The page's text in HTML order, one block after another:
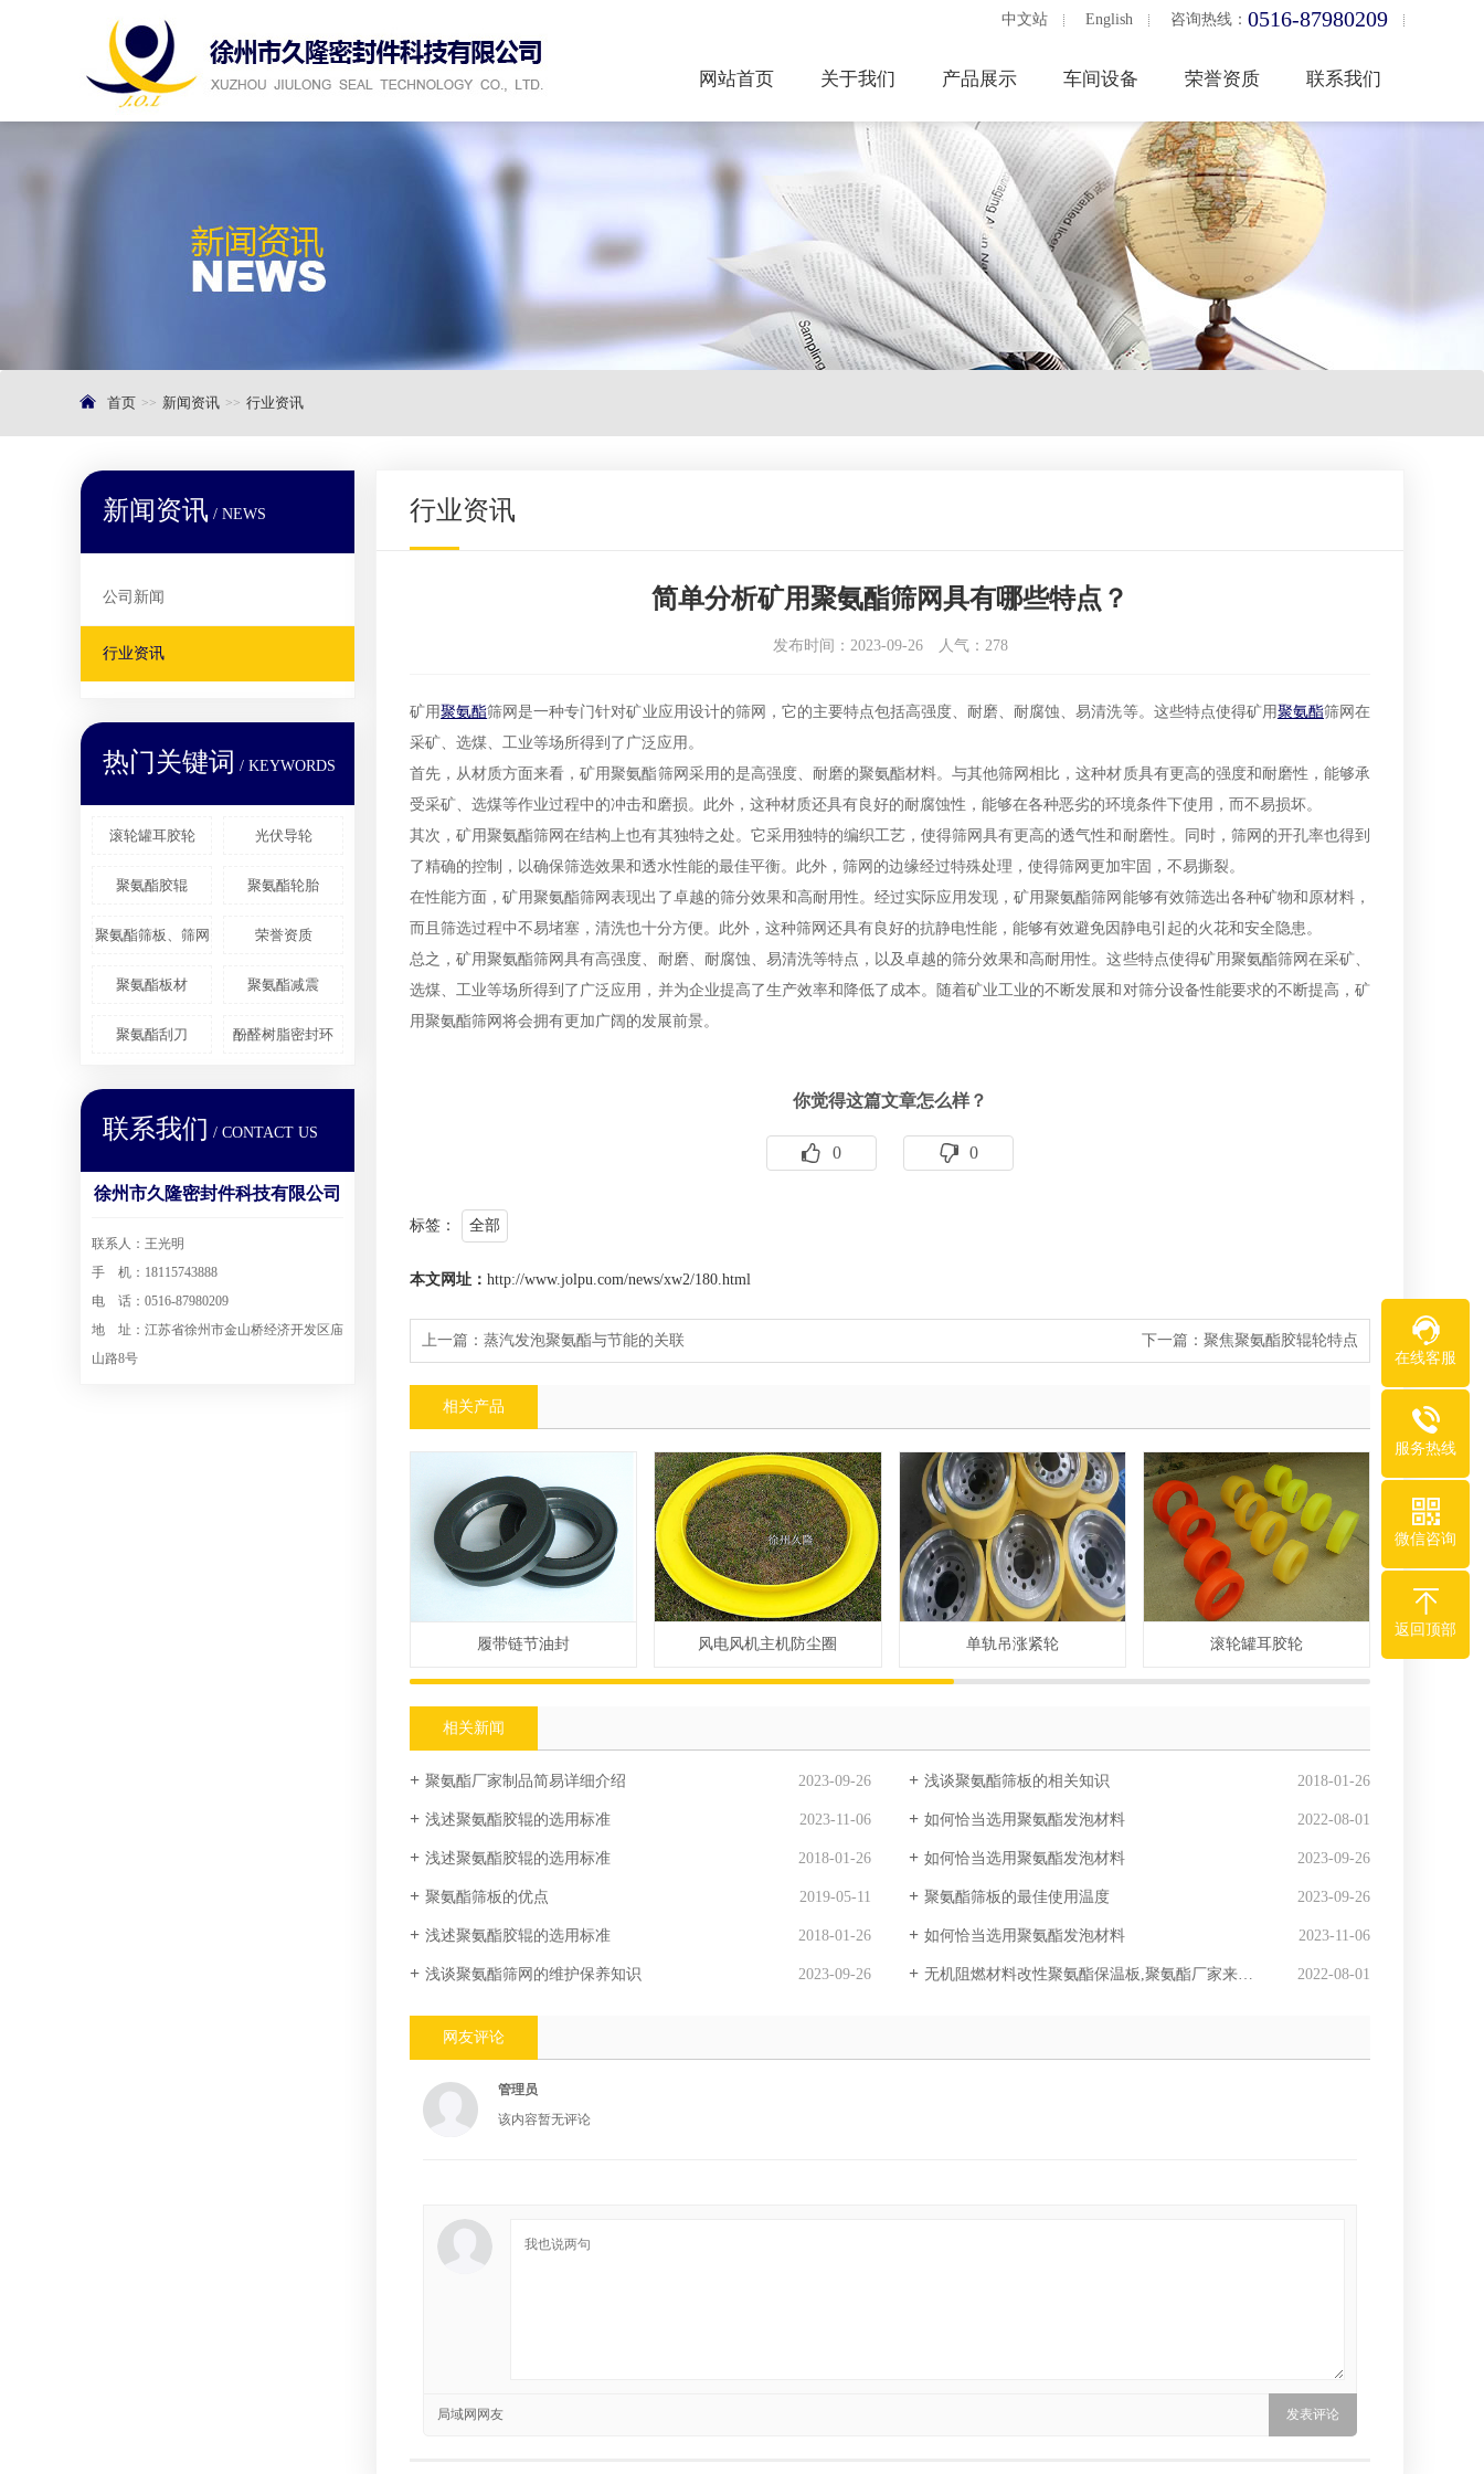
中文站 English 咨询热线： 0516-87980209
网站首页 关于我们 产品展示 车间设备 荣誉资质 联系我们
首页 新闻资讯 行业资讯
新闻资讯 / NEWS
公司新闻
行业资讯
热门关键词 / KEYWORDS
滚轮罐耳胶轮 光伏导轮
聚氨酯胶辊 聚氨酯轮胎
聚氨酯筛板、筛网 荣誉资质
聚氨酯板材 聚氨酯减震
聚氨酯刮刀 酚醛树脂密封环
联系我们 / CONTACT US
徐州市久隆密封件科技有限公司
联系人：王光明
手 机：18115743888
电 话：0516-87980209
地 址：江苏省徐州市金山桥经济开发区庙
山路8号
行业资讯
简单分析矿用聚氨酯筛网具有哪些特点？
发布时间：2023-09-26 人气： 278
矿用聚氨酯筛网是一种专门针对矿业应用设计的筛网，它的主要特点包括高强度、耐磨、耐腐蚀、易清洗等。这些特点使得矿用聚氨酯筛网在
采矿、选煤、工业等场所得到了广泛应用。
首先，从材质方面来看，矿用聚氨酯筛网采用的是高强度、耐磨的聚氨酯材料。与其他筛网相比，这种材质具有更高的强度和耐磨性，能够承
受采矿、选煤等作业过程中的冲击和磨损。此外，这种材质还具有良好的耐腐蚀性，能够在各种恶劣的环境条件下使用，而不易损坏。
其次，矿用聚氨酯筛网在结构上也有其独特之处。它采用独特的编织工艺，使得筛网具有更高的透气性和耐磨性。同时，筛网的开孔率也得到
了精确的控制，以确保筛选效果和透水性能的最佳平衡。此外，筛网的边缘经过特殊处理，使得筛网更加牢固，不易撕裂。
在性能方面，矿用聚氨酯筛网表现出了卓越的筛分效果和高耐用性。经过实际应用发现，矿用聚氨酯筛网能够有效筛选出各种矿物和原材料，
而且筛选过程中不易堵塞，清洗也十分方便。此外，这种筛网还具有良好的抗静电性能，能够有效避免因静电引起的火花和安全隐患。
总之，矿用聚氨酯筛网具有高强度、耐磨、耐腐蚀、易清洗等特点，以及卓越的筛分效果和高耐用性。这些特点使得矿用聚氨酯筛网在采矿、
选煤、工业等场所得到了广泛应用，并为企业提高了生产效率和降低了成本。随着矿业工业的不断发展和对筛分设备性能要求的不断提高，矿
用聚氨酯筛网将会拥有更加广阔的发展前景。
你觉得这篇文章怎么样？
0 0
标签： 全部
本文网址： http://www.jolpu.com/news/xw2/180.html
上一篇： 蒸汽发泡聚氨酯与节能的关联 下一篇： 聚焦聚氨酯胶辊轮特点
相关产品
履带链节油封 风电风机主机防尘圈 单轨吊涨紧轮 滚轮罐耳胶轮
相关新闻
聚氨酯厂家制品简易详细介绍 2023-09-26 浅谈聚氨酯筛板的相关知识 2018-01-26
浅述聚氨酯胶辊的选用标准 2023-11-06 如何恰当选用聚氨酯发泡材料 2022-08-01
浅述聚氨酯胶辊的选用标准 2018-01-26 如何恰当选用聚氨酯发泡材料 2023-09-26
聚氨酯筛板的优点 2019-05-11 聚氨酯筛板的最佳使用温度 2023-09-26
浅述聚氨酯胶辊的选用标准 2018-01-26 如何恰当选用聚氨酯发泡材料 2023-11-06
浅谈聚氨酯筛网的维护保养知识 2023-09-26 无机阻燃材料改性聚氨酯保温板,聚氨酯厂家来解释 2022-08-01
网友评论
管理员
该内容暂无评论
局域网网友
在线客服
服务热线
微信咨询
返回顶部